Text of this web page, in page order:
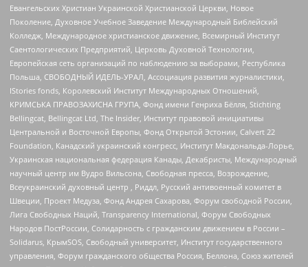
Евангельских Христиан Украинской Христианской Церкви, Новое
Поколение, Духовное Учебное Заведение Международный Библейский
Колледж, Международное христианское движение, Всемирный Институт
Саентологических Предприятий, Церковь Духовной Технологии,
Европейская сеть организаций по наблюдению за выборами, Республика
Польша, СВОБОДНЫЙ ИДЕЛЬ-УРАЛ, Ассоциация развития журналистики,
IStories fonds, Королевский Институт Международных Отношений,
КРИМСЬКА ПРАВОЗАХИСНА ГРУПА, Фонд имени Генриха Бёлля, Stichting
Bellingcat, Bellingcat Ltd, The Insider, Институт правовой инициативы
Центральной и Восточной Европы, Фонд Открытой Эстонии, Calvert 22
Foundation, Канадский украинский конгресс, Институт Макдональда-Лорье,
Украинская национальная федерация Канады, Декабристы, Международный
научный центр им Вудро Вильсона, Свободная пресса, Возрождение,
Всеукраинский духовный центр , Риддл, Русский антивоенный комитет в
Швеции, Проект Медуза, Фонд Андрея Сахарова, Форум свободной России,
Лига Свободных Наций, Transparеncy International, Форум Свободных
Народов ПостРоссии, Солидарность с гражданским движением в России –
Solidarus, КрымSOS, Свободный университет, Институт государственного
управления, Форум гражданского общества Россия, Беллона, Союз жителей